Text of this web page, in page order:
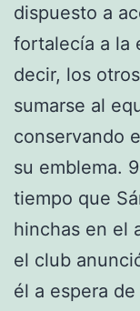
dispuesto a
fortalecía a la
decir, los
sumarse al
conservando
su emblema.
tiempo que
hinchas en el
el club
él a espera